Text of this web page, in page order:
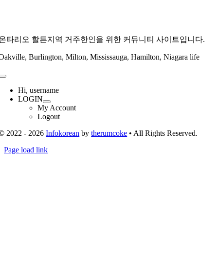
타리오 할튼지역 거주한인을 위한 커뮤니티 사이트입니다.
Burlington, Milton, Mississauga, Hamilton, Niagara life
Toggle
NavigationHi, username
LOGIN
My Account
Logout
2022 - 2026Infokorean bytherumcoke • All Rights Reserved.
Toggle
Page load link